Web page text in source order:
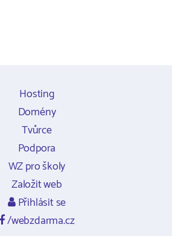
Hosting
Domény
Tvůrce
Podpora
WZ pro školy
Založit web
Přihlásit se
/webzdarma.cz